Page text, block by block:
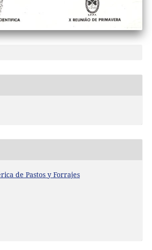
de Pastos y Forrajes